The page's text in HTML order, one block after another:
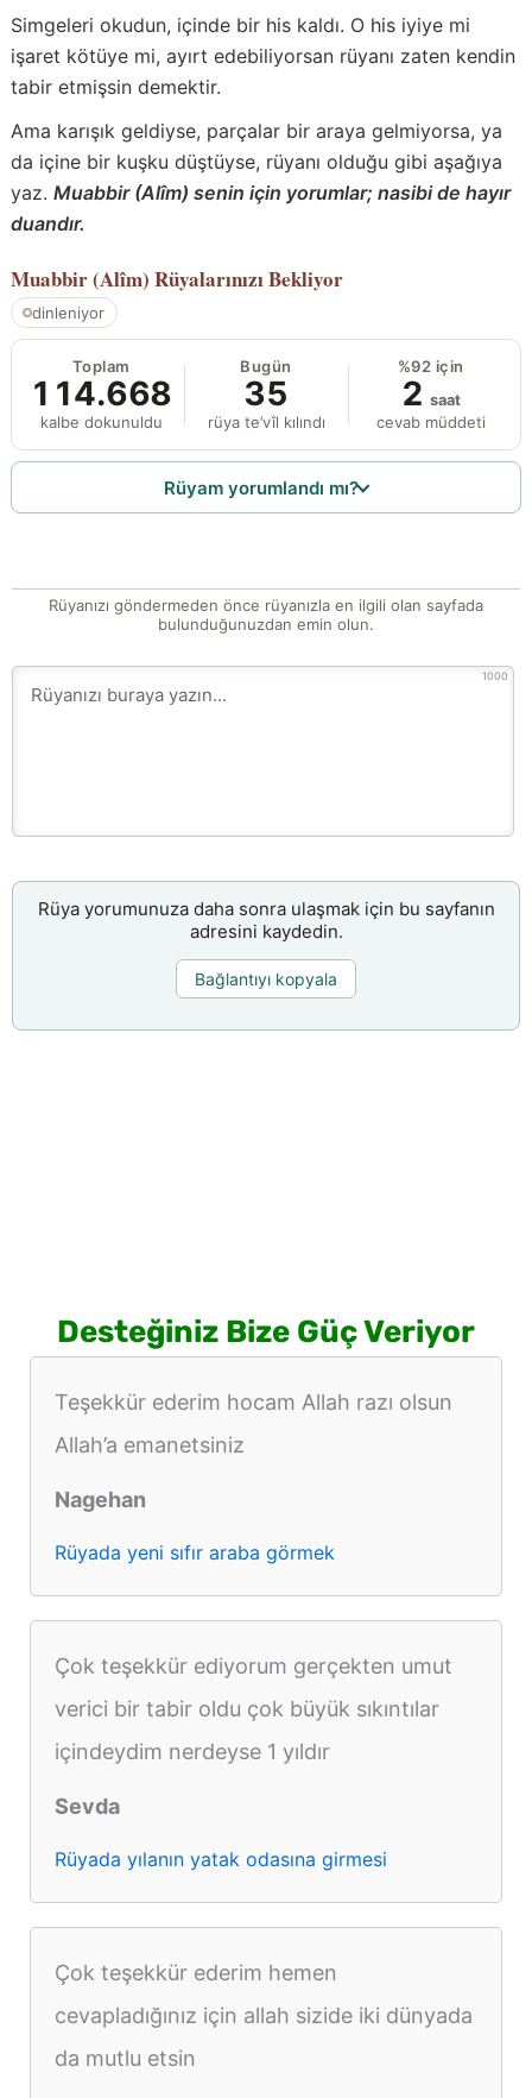
Simgeleri okudun, içinde bir his kaldı. O his iyiye mi
işaret kötüye mi, ayırt edebiliyorsan rüyanı zaten kendin
tabir etmişsin demektir.
Ama karışık geldiyse, parçalar bir araya gelmiyorsa, ya
da içine bir kuşku düştüyse, rüyanı olduğu gibi aşağıya
yaz. Muabbir (Alîm) senin için yorumlar; nasibi de hayır
duandır.
Muabbir (Alîm) Rüyalarınızı Bekliyor
dinleniyor
Toplam
114.668
kalbe dokunuldu
Bugün
35
rüya te’vîl kılındı
%92 için
2 saat
cevab müddeti
Rüyam yorumlandı mı?
Rüyanızı göndermeden önce rüyanızla en ilgili olan sayfada
bulunduğunuzdan emin olun.
1000
Rüya yorumunuza daha sonra ulaşmak için bu sayfanın
adresini kaydedin.
Bağlantıyı kopyala
Desteğiniz Bize Güç Veriyor
Teşekkür ederim hocam Allah razı olsun
Allah’a emanetsiniz
Nagehan
Rüyada yeni sıfır araba görmek
Çok teşekkür ediyorum gerçekten umut
verici bir tabir oldu çok büyük sıkıntılar
içindeydim nerdeyse 1 yıldır
Sevda
Rüyada yılanın yatak odasına girmesi
Çok teşekkür ederim hemen
cevapladığınız için allah sizide iki dünyada
da mutlu etsin